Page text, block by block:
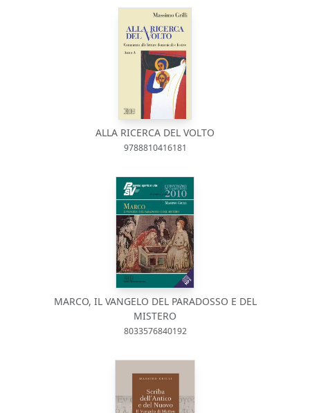
ALLA RICERCA DEL VOLTO
9788810416181
MARCO, IL VANGELO DEL PARADOSSO E DEL
MISTERO
8033576840192